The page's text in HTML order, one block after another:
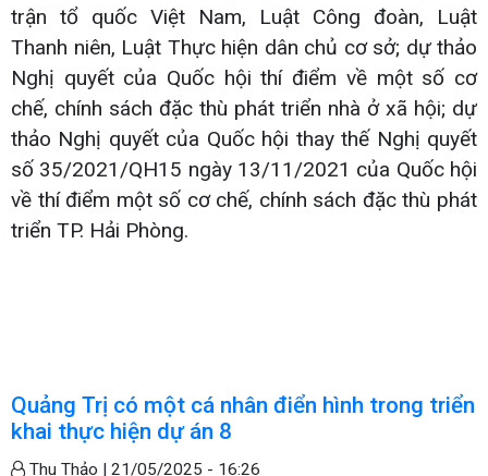
trận tổ quốc Việt Nam, Luật Công đoàn, Luật
Thanh niên, Luật Thực hiện dân chủ cơ sở; dự thảo
Nghị quyết của Quốc hội thí điểm về một số cơ
chế, chính sách đặc thù phát triển nhà ở xã hội; dự
thảo Nghị quyết của Quốc hội thay thế Nghị quyết
số 35/2021/QH15 ngày 13/11/2021 của Quốc hội
về thí điểm một số cơ chế, chính sách đặc thù phát
triển TP. Hải Phòng.
Quảng Trị có một cá nhân điển hình trong triển
khai thực hiện dự án 8
Thu Thảo | 21/05/2025 - 16:26